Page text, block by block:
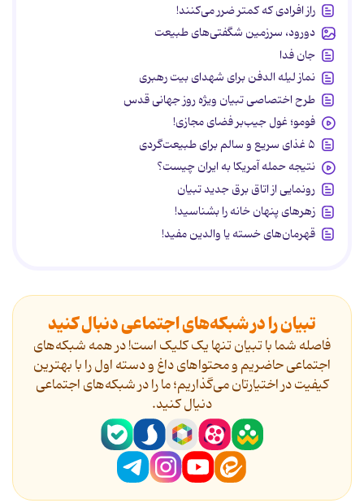
راز افرادی که کمتر ضرر می‌کنند!
دورود، سرزمین شگفتی‌های طبیعت
جان فدا
نماز لیله الدفن برای شهدای بیت رهبری
طرح اختصاصی تبیان ویژه روز جهانی قدس
فومو؛ غول جیب‌بر فضای مجازی!
۵ غذای سریع و سالم برای طبیعت‌گردی
نتیجه حمله آمریکا به ایران چیست؟
رونمایی از اتاق برق جدید تبیان
زهرهای پنهان خانه را بشناسید!
قهرمان‌های خسته یا والدین مفید!
تبیان را در شبکه‌های اجتماعی دنبال کنید
فاصله شما با تبیان تنها یک کلیک است! در همه شبکه‌های
اجتماعی حاضریم و محتواهای داغ و دسته اول را با بهترین
کیفیت در اختیارتان می‌گذاریم؛ ما را در شبکه‌های اجتماعی
دنیال کنید.